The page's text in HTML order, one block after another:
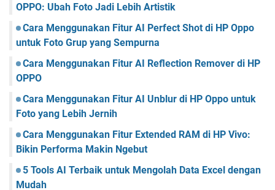
OPPO: Ubah Foto Jadi Lebih Artistik
Cara Menggunakan Fitur AI Perfect Shot di HP Oppo
untuk Foto Grup yang Sempurna
Cara Menggunakan Fitur AI Reflection Remover di HP
OPPO
Cara Menggunakan Fitur AI Unblur di HP Oppo untuk
Foto yang Lebih Jernih
Cara Menggunakan Fitur Extended RAM di HP Vivo:
Bikin Performa Makin Ngebut
5 Tools AI Terbaik untuk Mengolah Data Excel dengan
Mudah